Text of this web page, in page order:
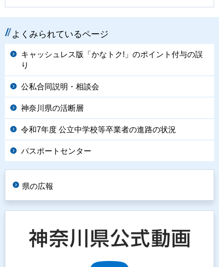
よくみられているページ
キャッシュレス版「かなトク!」のポイント付与の誤
り
公私合同説明・相談会
神奈川県の活断層
令和7年度 公立中学校等卒業者の進路の状況
パスポートセンター
県の広報